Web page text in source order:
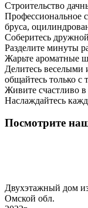
Строительство
Профессиональное
бруса,
Соберитесь
Разделите минуты
Жарьте ароматные
Делитесь веселыми
общайтесь только с
Живите счастливо
Наслаждайтесь
Посмотрите
Двухэтажный дом
Омской обл.